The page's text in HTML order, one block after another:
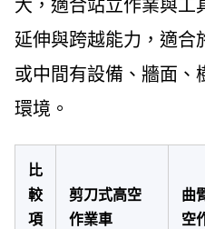
大，適合站立作業與工
延伸與跨越能力，適合
或中間有設備、牆面、
環境。
比
較
項
剪刀式高空
作業車
曲
空